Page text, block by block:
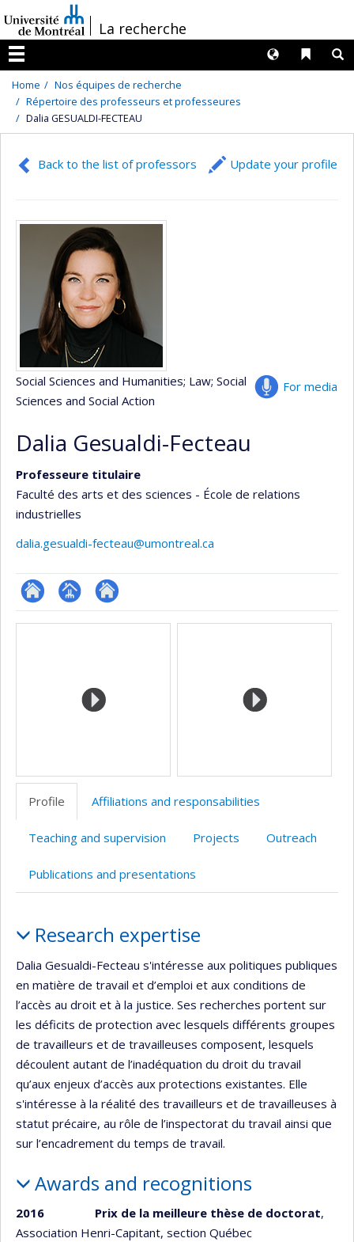
au
contenu
/La recherche
Menu
Liens
Langues
Home
Nos équipes de recherche
Répertoire des professeurs et professeures
Dalia GESUALDI-FECTEAU
Back to the list of professors Update your profile
For media
Social Sciences and Humanities; Law; Social
Sciences and Social Action
Dalia Gesualdi-Fecteau
Professeure titulaire
Faculté des arts et des sciences - École de relations
industrielles
dalia.gesualdi-fecteau@umontreal.ca
ResearchGate
Page Autre
Media
Profile Affiliations and responsabilities
Teaching and supervision Projects Outreach
Publications and presentations
Research expertise
Dalia Gesualdi-Fecteau s'intéresse aux politiques publiques
en matière de travail et d’emploi et aux conditions de
l’accès au droit et à la justice. Ses recherches portent sur
les déficits de protection avec lesquels différents groupes
de travailleurs et de travailleuses composent, lesquels
découlent autant de l’inadéquation du droit du travail
qu’aux enjeux d’accès aux protections existantes. Elle
s'intéresse à la réalité des travailleurs et de travailleuses à
statut précaire, au rôle de l’inspectorat du travail ainsi que
sur l’encadrement du temps de travail.
Awards and recognitions
2016 Prix de la meilleure thèse de doctorat,
Association Henri-Capitant, section Québec